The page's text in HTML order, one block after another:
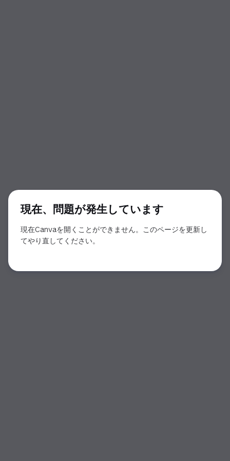
現在、問題が発生しています
現在Canvaを開くことができません。このページを更新し
てやり直してください。